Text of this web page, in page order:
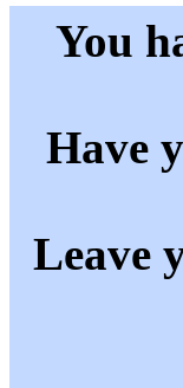
You
Have
Leave